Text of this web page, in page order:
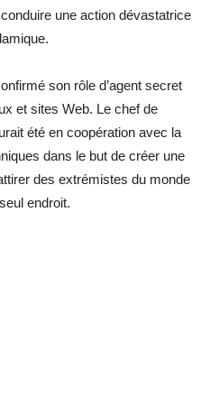
une action dévastatrice
son rôle d’agent secret
et sites Web. Le chef de
été en coopération avec la
dans le but de créer une
des extrémistes du monde
endroit.